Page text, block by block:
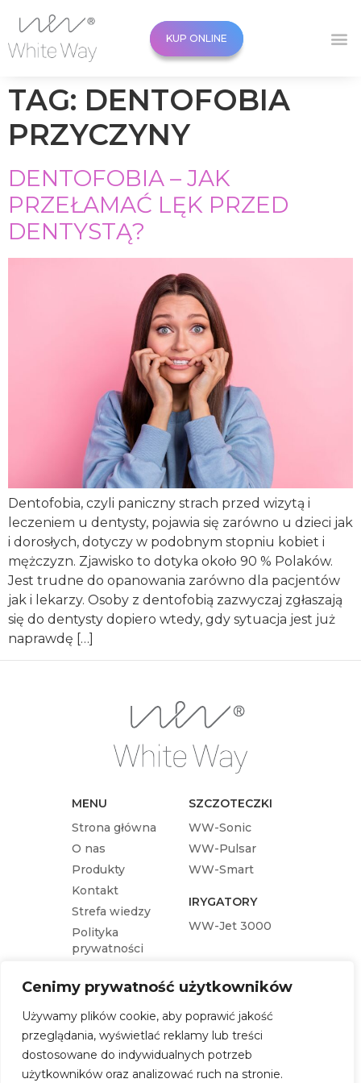
Cenimy prywatność użytkowników
Używamy plików cookie, aby poprawić jakość
przeglądania, wyświetlać reklamy lub treści
dostosowane do indywidualnych potrzeb
użytkowników oraz analizować ruch na stronie.
KUP ONLINE
TAG: DENTOFOBIA
PRZYCZYNY
DENTOFOBIA – JAK
PRZEŁAMAĆ LĘK PRZED
DENTYSTĄ?
Dentofobia, czyli paniczny strach przed wizytą i
leczeniem u dentysty, pojawia się zarówno u dzieci jak
i dorosłych, dotyczy w podobnym stopniu kobiet i
mężczyzn. Zjawisko to dotyka około 90 % Polaków.
Jest trudne do opanowania zarówno dla pacjentów
jak i lekarzy. Osoby z dentofobią zazwyczaj zgłaszają
się do dentysty dopiero wtedy, gdy sytuacja jest już
naprawdę […]
MENU
Strona główna
O nas
Produkty
Kontakt
Strefa wiedzy
Polityka
prywatności
SZCZOTECZKI
WW-Sonic
WW-Pulsar
WW-Smart
IRYGATORY
WW-Jet 3000
KOŃCÓWKI
Końcówka wymienna WW-Sonic
Końcówka wymienna WW-Jet 3000
Końcówka wymienna WW-Smart